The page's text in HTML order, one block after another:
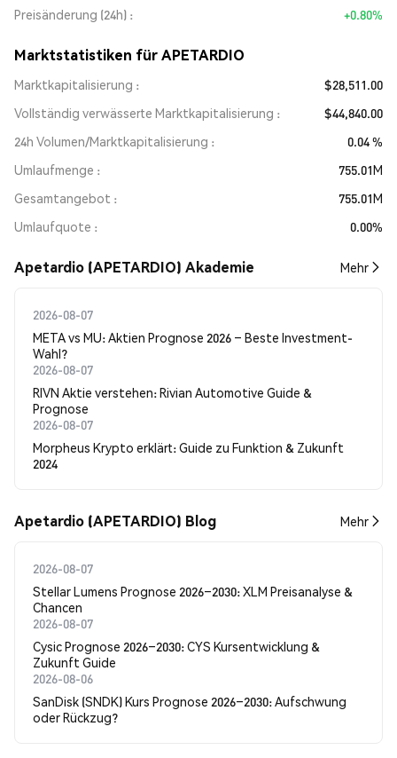
Preisänderung (24h)
+0.80%
Marktstatistiken für APETARDIO
Marktkapitalisierung
$28,511.00
Vollständig verwässerte Marktkapitalisierung
$44,840.00
24h Volumen/Marktkapitalisierung
0.04 %
Umlaufmenge
755.01M
Gesamtangebot
755.01M
Umlaufquote
0.00%
Apetardio (APETARDIO) Akademie Mehr
2026-08-07
META vs MU: Aktien Prognose 2026 – Beste Investment-
Wahl?
2026-08-07
RIVN Aktie verstehen: Rivian Automotive Guide &
Prognose
2026-08-07
Morpheus Krypto erklärt: Guide zu Funktion & Zukunft
2024
Apetardio (APETARDIO) Blog Mehr
2026-08-07
Stellar Lumens Prognose 2026–2030: XLM Preisanalyse &
Chancen
2026-08-07
Cysic Prognose 2026–2030: CYS Kursentwicklung &
Zukunft Guide
2026-08-06
SanDisk (SNDK) Kurs Prognose 2026–2030: Aufschwung
oder Rückzug?